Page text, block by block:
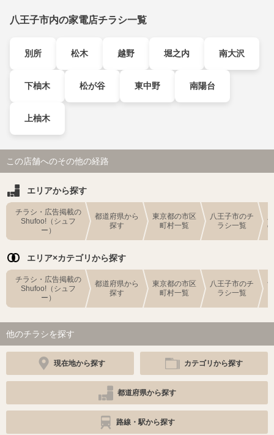
八王子市内の家電店チラシ一覧
別所 松木 越野 堀之内 南大沢
下柚木 松が谷 東中野 南陽台
上柚木
この店舗へのその他の経路
エリアから探す
チラシ・広告掲載の
Shufoo!（シュフ
ー）
都道府県から
探す
東京都の市区
町村一覧
八王子市のチ
ラシ一覧
エリア×カテゴリから探す
チラシ・広告掲載の
Shufoo!（シュフ
ー）
都道府県から
探す
東京都の市区
町村一覧
八王子市のチ
ラシ一覧
他のチラシを探す
現在地から探す カテゴリから探す
都道府県から探す
路線・駅から探す